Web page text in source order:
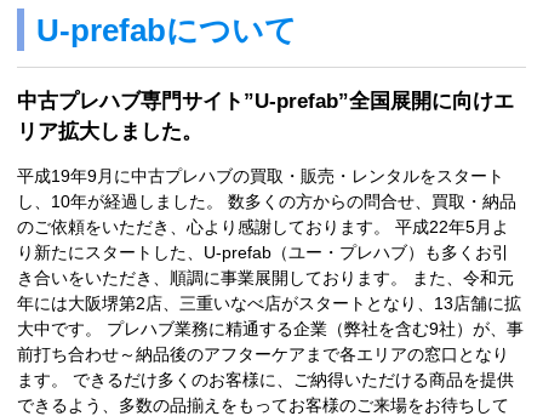
U-prefabについて
中古プレハブ専門サイト”U-prefab”全国展開に向けエ
リア拡大しました。
平成19年9月に中古プレハブの買取・販売・レンタルをスタート
し、10年が経過しました。 数多くの方からの問合せ、買取・納品
のご依頼をいただき、心より感謝しております。 平成22年5月よ
り新たにスタートした、U-prefab（ユー・プレハブ）も多くお引
き合いをいただき、順調に事業展開しております。 また、令和元
年には大阪堺第2店、三重いなべ店がスタートとなり、13店舗に拡
大中です。 プレハブ業務に精通する企業（弊社を含む9社）が、事
前打ち合わせ～納品後のアフターケアまで各エリアの窓口となり
ます。 できるだけ多くのお客様に、ご納得いただける商品を提供
できるよう、多数の品揃えをもってお客様のご来場をお待ちして